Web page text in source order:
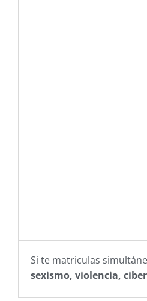
Si te matriculas
sexismo, violencia,